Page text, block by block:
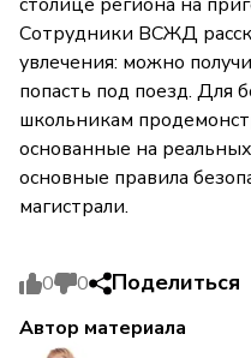
Сотрудники ВСЖД
увлечения: можно
попасть под поезд. Для
школьникам
основанные на
основные правила
магистрали.
0 0 Поделиться
Автор материала